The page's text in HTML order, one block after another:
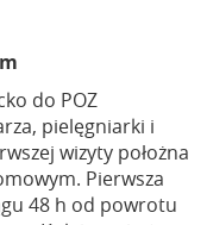
do POZ
pielęgniarki i
wizyty położna
Pierwsza
48 h od powrotu